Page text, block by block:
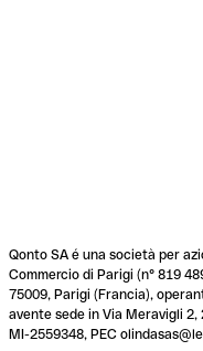
Qonto SA é una società per
Commercio di Parigi (n° 819
75009, Parigi (Francia),
avente sede in Via Meravigli 2,
MI-2559348, PEC